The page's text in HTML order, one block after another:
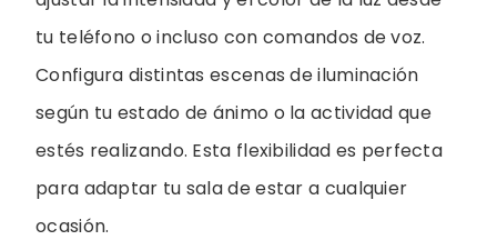
tu teléfono o incluso con comandos de voz.
Configura distintas escenas de iluminación
según tu estado de ánimo o la actividad que
estés realizando. Esta flexibilidad es perfecta
para adaptar tu sala de estar a cualquier
ocasión.